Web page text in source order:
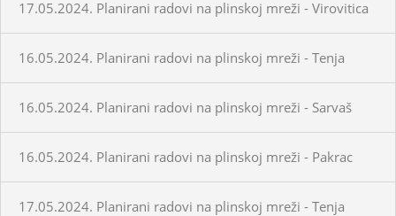
17.05.2024. Planirani radovi na plinskoj mreži - Virovitica
16.05.2024. Planirani radovi na plinskoj mreži - Tenja
16.05.2024. Planirani radovi na plinskoj mreži - Sarvaš
16.05.2024. Planirani radovi na plinskoj mreži - Pakrac
17.05.2024. Planirani radovi na plinskoj mreži - Tenja